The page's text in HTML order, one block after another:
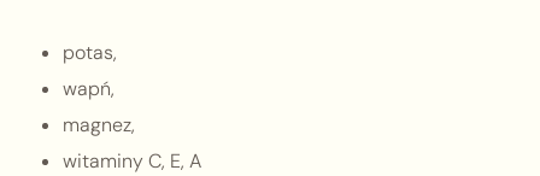
potas,
wapń,
magnez,
witaminy C, E, A